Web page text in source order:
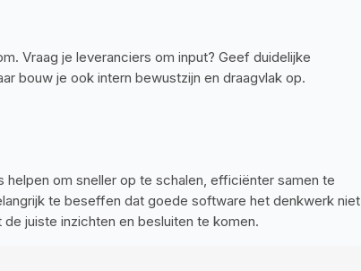
Vraag je leveranciers om input? Geef duidelijke
bouw je ook intern bewustzijn en draagvlak op.
om sneller op te schalen, efficiënter samen te
te beseffen dat goede software het denkwerk niet
juiste inzichten en besluiten te komen.